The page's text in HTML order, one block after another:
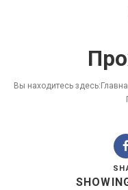
Вы находитесь здесь: